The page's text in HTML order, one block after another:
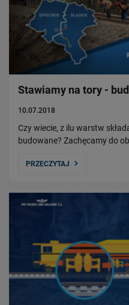
Stawiamy na tory -
10.07.2018
Czy wiecie, z ilu warstw
budowane? Zachęcamy do
PRZECZYTAJ